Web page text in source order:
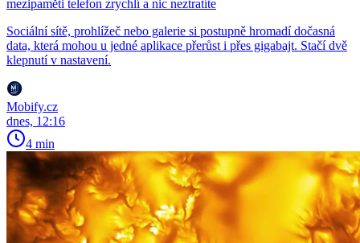
mezipaměti telefon zrychlí a nic neztratíte
Sociální sítě, prohlížeč nebo galerie si postupně hromadí dočasná
data, která mohou u jedné aplikace přerůst i přes gigabajt. Stačí dvě
klepnutí v nastavení.
Mobify.cz
dnes, 12:16
4 min